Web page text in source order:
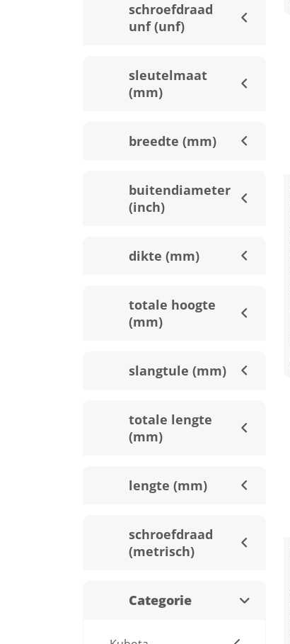
schroefdraad
unf (unf)
sleutelmaat
(mm)
breedte (mm)
buitendiameter
(inch)
dikte (mm)
totale hoogte
(mm)
slangtule (mm)
totale lengte
(mm)
lengte (mm)
schroefdraad
(metrisch)
Categorie